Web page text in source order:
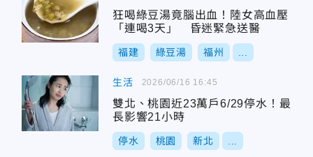
狂喝綠豆湯竟腦出血！陸女高血壓
「連喝3天」 昏迷緊急送醫
福建 綠豆湯 福州
生活
雙北、桃園近23萬戶6/29停水！最
長影響21小時
停水 桃園 新北
2026/06/16 16:45